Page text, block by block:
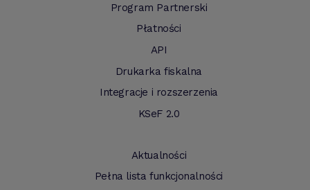
Program Partnerski
Płatności
API
Drukarka fiskalna
Integracje i rozszerzenia
KSeF 2.0
Aktualności
Pełna lista funkcjonalności